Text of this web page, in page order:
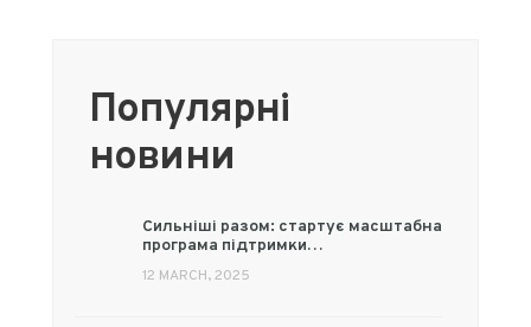
Популярні
новини
Сильніші разом: стартує масштабна
програма підтримки…
12 MARCH, 2025